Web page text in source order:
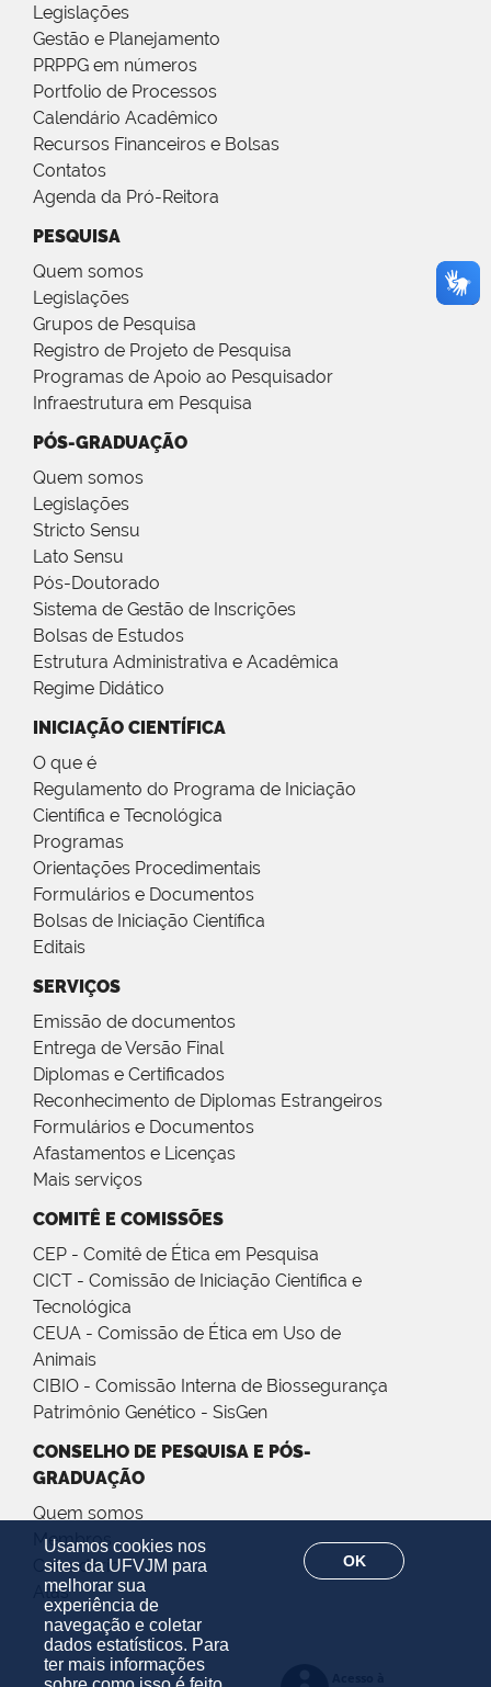
Usamos cookies nos
sites da UFVJM para
melhorar sua
experiência de
navegação e coletar
dados estatísticos. Para
ter mais informações
OK
Legislações
Gestão e Planejamento
PRPPG em números
Portfolio de Processos
Calendário Acadêmico
Recursos Financeiros e Bolsas
Contatos
Agenda da Pró-Reitora
PESQUISA
Quem somos
Legislações
Grupos de Pesquisa
Registro de Projeto de Pesquisa
Programas de Apoio ao Pesquisador
Infraestrutura em Pesquisa
PÓS-GRADUAÇÃO
Quem somos
Legislações
Stricto Sensu
Lato Sensu
Pós-Doutorado
Sistema de Gestão de Inscrições
Bolsas de Estudos
Estrutura Administrativa e Acadêmica
Regime Didático
INICIAÇÃO CIENTÍFICA
O que é
Regulamento do Programa de Iniciação
Científica e Tecnológica
Programas
Orientações Procedimentais
Formulários e Documentos
Bolsas de Iniciação Científica
Editais
SERVIÇOS
Emissão de documentos
Entrega de Versão Final
Diplomas e Certificados
Reconhecimento de Diplomas Estrangeiros
Formulários e Documentos
Afastamentos e Licenças
Mais serviços
COMITÊ E COMISSÕES
CEP - Comitê de Ética em Pesquisa
CICT - Comissão de Iniciação Científica e
Tecnológica
CEUA - Comissão de Ética em Uso de
Animais
CIBIO - Comissão Interna de Biossegurança
Patrimônio Genético - SisGen
CONSELHO DE PESQUISA E PÓS-
GRADUAÇÃO
Quem somos
Membros
Calendário
Atas